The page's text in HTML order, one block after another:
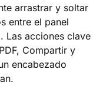
arrastrar y soltar
entre el panel
Las acciones clave
Compartir y
encabezado